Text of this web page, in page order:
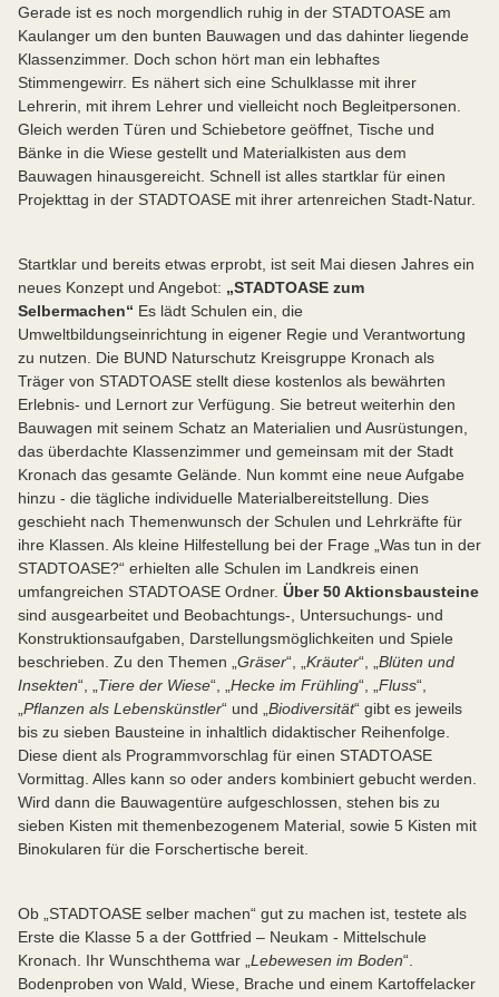
Gerade ist es noch morgendlich ruhig in der STADTOASE am
Kaulanger um den bunten Bauwagen und das dahinter liegende
Klassenzimmer. Doch schon hört man ein lebhaftes
Stimmengewirr. Es nähert sich eine Schulklasse mit ihrer
Lehrerin, mit ihrem Lehrer und vielleicht noch Begleitpersonen.
Gleich werden Türen und Schiebetore geöffnet, Tische und
Bänke in die Wiese gestellt und Materialkisten aus dem
Bauwagen hinausgereicht. Schnell ist alles startklar für einen
Projekttag in der STADTOASE mit ihrer artenreichen Stadt-Natur.
Startklar und bereits etwas erprobt, ist seit Mai diesen Jahres ein
neues Konzept und Angebot: „STADTOASE zum
Selbermachen“ Es lädt Schulen ein, die
Umweltbildungseinrichtung in eigener Regie und Verantwortung
zu nutzen. Die BUND Naturschutz Kreisgruppe Kronach als
Träger von STADTOASE stellt diese kostenlos als bewährten
Erlebnis- und Lernort zur Verfügung. Sie betreut weiterhin den
Bauwagen mit seinem Schatz an Materialien und Ausrüstungen,
das überdachte Klassenzimmer und gemeinsam mit der Stadt
Kronach das gesamte Gelände. Nun kommt eine neue Aufgabe
hinzu - die tägliche individuelle Materialbereitstellung. Dies
geschieht nach Themenwunsch der Schulen und Lehrkräfte für
ihre Klassen. Als kleine Hilfestellung bei der Frage „Was tun in der
STADTOASE?“ erhielten alle Schulen im Landkreis einen
umfangreichen STADTOASE Ordner. Über 50 Aktionsbausteine
sind ausgearbeitet und Beobachtungs-, Untersuchungs- und
Konstruktionsaufgaben, Darstellungsmöglichkeiten und Spiele
beschrieben. Zu den Themen „ Gräser“, „ Kräuter“, „ Blüten und
Insekten“, „ Tiere der Wiese“, „ Hecke im Frühling“, „ Fluss“,
Pflanzen als Lebenskünstler“ und „ Biodiversität“ gibt es jeweils
bis zu sieben Bausteine in inhaltlich didaktischer Reihenfolge.
Diese dient als Programmvorschlag für einen STADTOASE
Vormittag. Alles kann so oder anders kombiniert gebucht werden.
Wird dann die Bauwagentüre aufgeschlossen, stehen bis zu
sieben Kisten mit themenbezogenem Material, sowie 5 Kisten mit
Binokularen für die Forschertische bereit.
Ob „STADTOASE selber machen“ gut zu machen ist, testete als
Erste die Klasse 5 a der Gottfried – Neukam - Mittelschule
Kronach. Ihr Wunschthema war „ Lebewesen im Boden“.
Bodenproben von Wald, Wiese, Brache und einem Kartoffelacker